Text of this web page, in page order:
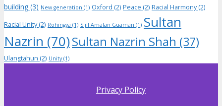
building (3) New generation (1) Oxford (2) Peace (2) Racial Harmony (2)
Racial Unity (2) Rohingya (1) Sijil Amalan Guaman (1) Sultan
Nazrin (70)Sultan Nazrin Shah (37)
Ulangtahun (2) Unity(1)
Privacy Policy